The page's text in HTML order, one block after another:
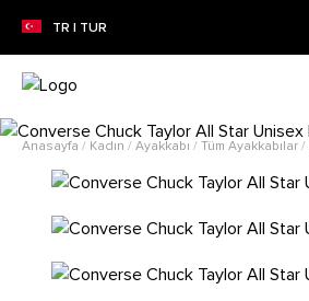
TR | TUR
İNDİRİMİ!
Anasayfa / Kadın / Ayakkabı / Tüm Ayakkabılar /